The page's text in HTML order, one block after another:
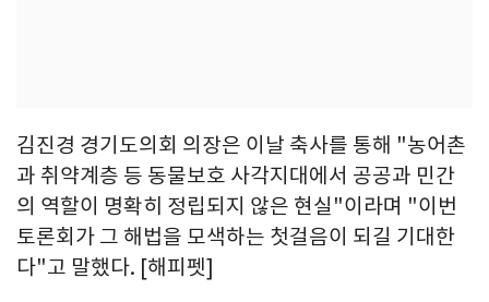
김진경 경기도의회 의장은 이날 축사를 통해 "농어촌
과 취약계층 등 동물보호 사각지대에서 공공과 민간
의 역할이 명확히 정립되지 않은 현실"이라며 "이번
토론회가 그 해법을 모색하는 첫걸음이 되길 기대한
다"고 말했다. [해피펫]